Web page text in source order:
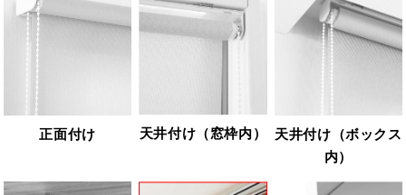
正面付け 天井付け（窓枠内）
天井付け（ボックス
内）